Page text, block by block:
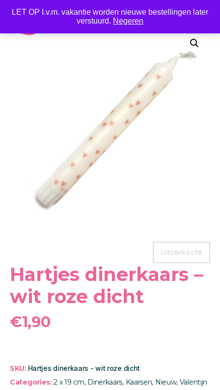
LET OP I.v.m. vakantie worden nieuwe bestellingen later
verstuurd. Negeren
Uitverkocht
Hartjes dinerkaars –
wit roze dicht
€1,90
SKU: Hartjes dinerkaars - wit roze dicht
Categories: 2 x 19 cm, Dinerkaars, Kaarsen, Nieuw, Valentijn